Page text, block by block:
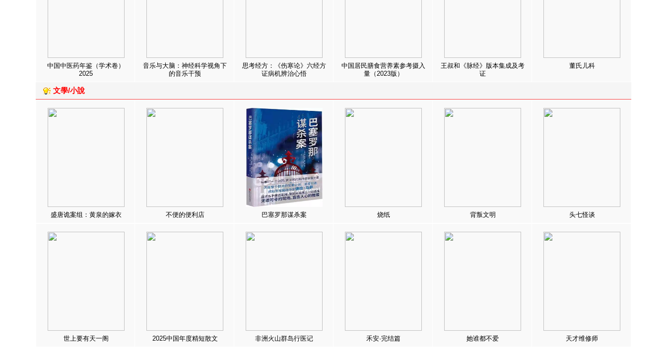
中国中医药年鉴（学术卷）
2025
音乐与大脑：神经科学视角下
的音乐干预
思考经方：《伤寒论》六经方
证病机辨治心悟
中国居民膳食营养素参考摄入
量（2023版）
王叔和《脉经》版本集成及考
证
董氏儿科
文學/小說
盛唐诡案组：黄泉的嫁衣 不便的便利店 巴塞罗那谋杀案 烧纸 背叛文明 头七怪谈
世上要有天一阁 2025中国年度精短散文 非洲火山群岛行医记 禾安·完结篇 她谁都不爱 天才维修师